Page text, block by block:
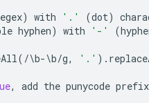
) with '.' (dot)
hyphen) with '-' (
( /\b-\b/g, '.' ) .
, add the punycode prefix